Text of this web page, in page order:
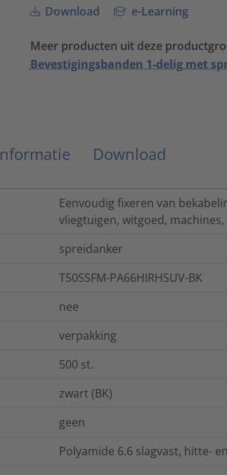
Download e-Learning
Meer producten uit deze
Bevestigingsbanden 1-delig met
Download
Eenvoudig fixeren van
vliegtuigen, witgoed,
spreidanker
T50SSFM-PA66HIRHSUV-BK
nee
verpakking
500 st.
zwart (BK)
geen
Polyamide 6.6 slagvast, hitte-